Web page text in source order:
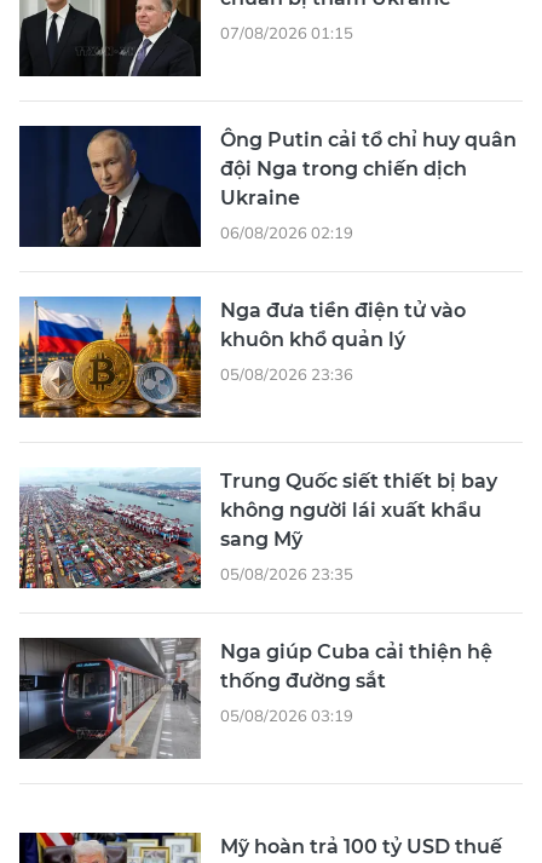
07/08/2026 01:15
Ông Putin cải tổ chỉ huy quân
đội Nga trong chiến dịch
Ukraine
06/08/2026 02:19
Nga đưa tiền điện tử vào
khuôn khổ quản lý
05/08/2026 23:36
Trung Quốc siết thiết bị bay
không người lái xuất khẩu
sang Mỹ
05/08/2026 23:35
Nga giúp Cuba cải thiện hệ
thống đường sắt
05/08/2026 03:19
Mỹ hoàn trả 100 tỷ USD thuế